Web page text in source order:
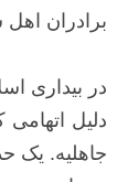
برادران
جاهلیه. یک